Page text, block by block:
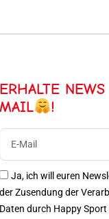
ERHALTE
MAIL
!
Ja, ich will euren
der Zusendung der
Daten durch Happy